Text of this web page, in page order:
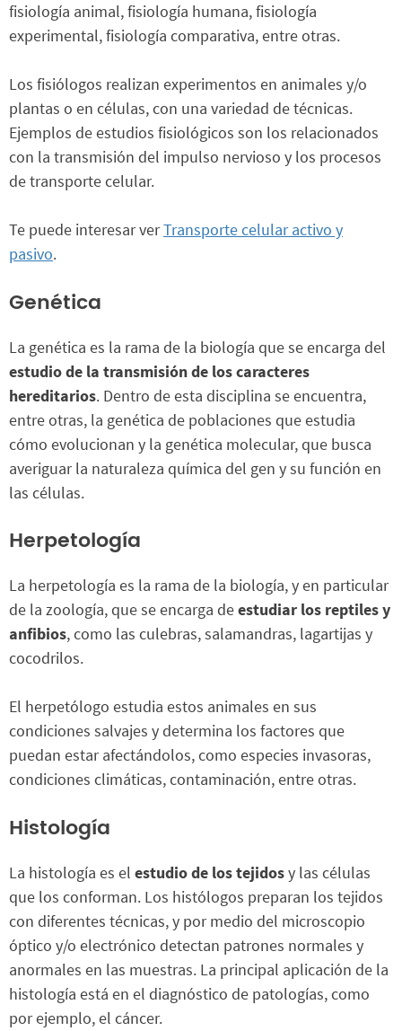
fisiología animal, fisiología humana, fisiología
experimental, fisiología comparativa, entre otras.
Los fisiólogos realizan experimentos en animales y/o
plantas o en células, con una variedad de técnicas.
Ejemplos de estudios fisiológicos son los relacionados
con la transmisión del impulso nervioso y los procesos
de transporte celular.
Te puede interesar verTransporte celular activo y
pasivo.
Genética
La genética es la rama de la biología que se encarga del
estudio de la transmisión de los caracteres
hereditarios. Dentro de esta disciplina se encuentra,
entre otras, la genética de poblaciones que estudia
cómo evolucionan y la genética molecular, que busca
averiguar la naturaleza química del gen y su función en
las células.
Herpetología
La herpetología es la rama de la biología, y en particular
de la zoología, que se encarga deestudiar los reptiles y
anfibios, como las culebras, salamandras, lagartijas y
cocodrilos.
El herpetólogo estudia estos animales en sus
condiciones salvajes y determina los factores que
puedan estar afectándolos, como especies invasoras,
condiciones climáticas, contaminación, entre otras.
Histología
La histología es el estudio de los tejidosy las células
que los conforman. Los histólogos preparan los tejidos
con diferentes técnicas, y por medio del microscopio
óptico y/o electrónico detectan patrones normales y
anormales en las muestras. La principal aplicación de la
histología está en el diagnóstico de patologías, como
por ejemplo, el cáncer.